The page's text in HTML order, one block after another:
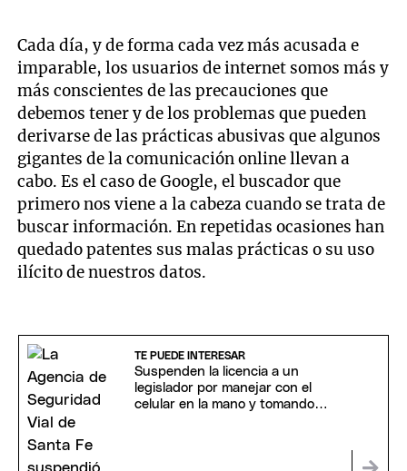
Cada día, y de forma cada vez más acusada e
imparable, los usuarios de internet somos más y
más conscientes de las precauciones que
debemos tener y de los problemas que pueden
derivarse de las prácticas abusivas que algunos
gigantes de la comunicación online llevan a
cabo. Es el caso de Google, el buscador que
primero nos viene a la cabeza cuando se trata de
buscar información. En repetidas ocasiones han
quedado patentes sus malas prácticas o su uso
ilícito de nuestros datos.
TE PUEDE INTERESAR
Suspenden la licencia a un
legislador por manejar con el
celular en la mano y tomando